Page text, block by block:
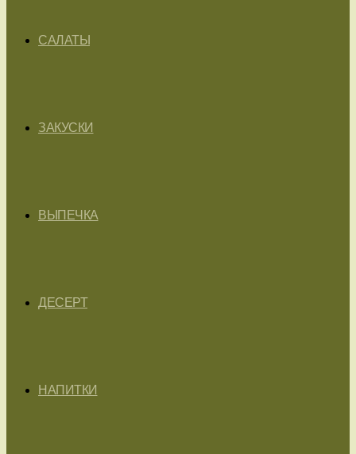
САЛАТЫ
ЗАКУСКИ
ВЫПЕЧКА
ДЕСЕРТ
НАПИТКИ